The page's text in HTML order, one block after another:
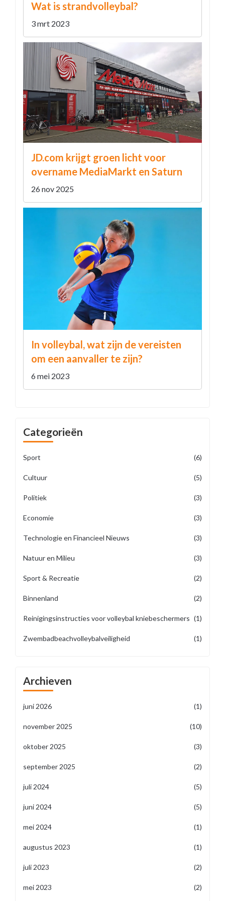
Wat is strandvolleybal?
3 mrt 2023
JD.com krijgt groen licht voor
overname MediaMarkt en Saturn
26 nov 2025
In volleybal, wat zijn de vereisten
om een aanvaller te zijn?
6 mei 2023
Categorieën
Sport (6)
Cultuur (5)
Politiek (3)
Economie (3)
Technologie en Financieel Nieuws (3)
Natuur en Milieu (3)
Sport & Recreatie (2)
Binnenland (2)
Reinigingsinstructies voor volleybal kniebeschermers (1)
Zwembadbeachvolleybalveiligheid (1)
Archieven
juni 2026 (1)
november 2025 (10)
oktober 2025 (3)
september 2025 (2)
juli 2024 (5)
juni 2024 (5)
mei 2024 (1)
augustus 2023 (1)
juli 2023 (2)
mei 2023 (2)